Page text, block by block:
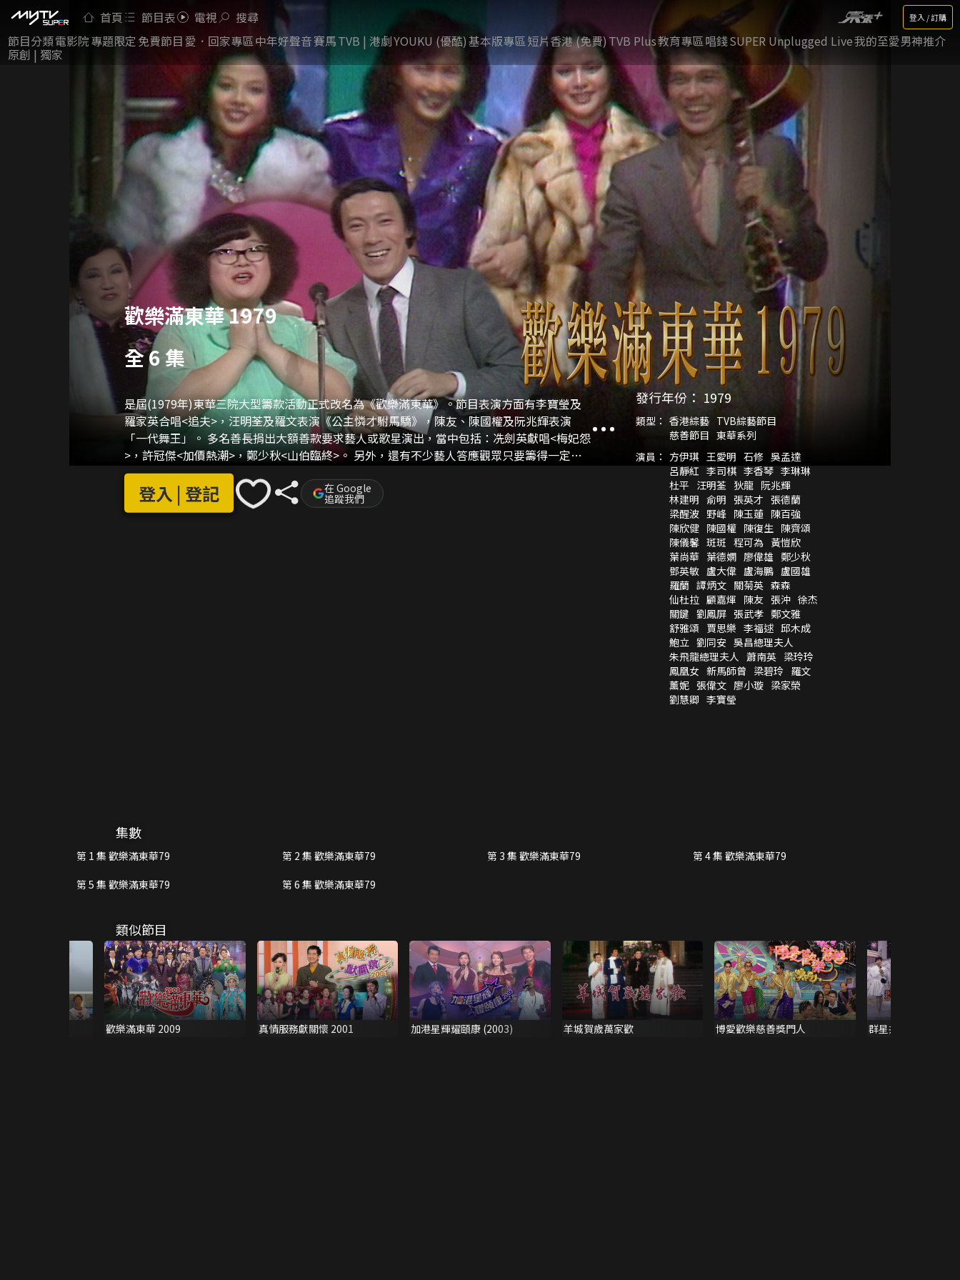
首頁 節目表 電視 搜尋 登入 / 訂購
節目分類電影院專題限定 免費節目 愛．回家專區中年好聲音賽馬TVB | 港劇YOUKU (優酷)基本版專區短片香港 (免費)TVB Plus教育專區唱錢SUPER Unplugged Live我的至愛男神推介
原創 | 獨家
歡樂滿東華 1979
全 6 集
是屆(1979年)東華三院大型籌款活動正式改名為《歡樂滿東華》。節目表演方面有李寶瑩及
羅家英合唱<追夫>，汪明荃及羅文表演《公主憐才駙馬驕》，陳友、陳國權及阮兆輝表演
「一代舞王」。 多名善長捐出大額善款要求藝人或歌星演出，當中包括：冼劍英獻唱<梅妃怨
>，許冠傑<加價熱潮>，鄭少秋<山伯臨終>。 另外，還有不少藝人答應觀眾只要籌得一定善
款就會獻唱，當中包括鳳凰女唱出<燕歸人未歸>，野峰及蕭南英合唱潮州戲<夫妻觀燈>，李
司棋更會首次在螢幕上獻唱<送郎>；最為經典的演出莫過於雛鳳鳴的《帝女花之香夭》（包
括升仙），以及梁醒波先生與李香琴小姐合演《扒手之王》；波叔為了報答總理們樂善好
登入 | 登記 在 Google
追蹤我們
發行年份： 1979
類型： 香港綜藝 TVB綜藝節目
慈善節目 東華系列
演員： 方伊琪 王愛明 石修 吳孟達
呂靜紅 李司棋 李香琴 李琳琳
杜平 汪明荃 狄龍 阮兆輝
林建明 俞明 張英才 張德蘭
梁醒波 野峰 陳玉蓮 陳百強
陳欣健 陳國權 陳復生 陳齊頌
陳儀馨 斑斑 程可為 黃愷欣
葉尚華 葉德嫻 廖偉雄 鄭少秋
鄧英敏 盧大偉 盧海鵬 盧國雄
羅蘭 譚炳文 關菊英 森森
仙杜拉 顧嘉煇 陳友 張沖 徐杰
關鍵 劉鳳屏 張武孝 鄭文雅
舒雅頌 賈思樂 李福逑 邱木成
鮑立 劉同安 吳昌總理夫人
朱飛龍總理夫人 蕭南英 梁玲玲
鳳凰女 新馬師曾 梁碧玲 羅文
薰妮 張偉文 廖小璇 梁家榮
劉慧卿 李寶瑩
集數
第 1 集 歡樂滿東華79 第 2 集 歡樂滿東華79 第 3 集 歡樂滿東華79
第 4 集 歡樂滿東華79
第 5 集 歡樂滿東華79
第 6 集 歡樂滿東華79
類似節目
歡樂滿東華 2009 真情服務獻關懷 2001 加港星輝耀頤康 (2003) 羊城賀歲萬家歡 博愛歡樂慈善獎門人 群星共賀公益金